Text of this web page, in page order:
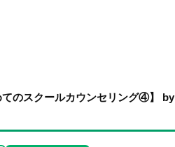
のスクールカウンセリング④】 by